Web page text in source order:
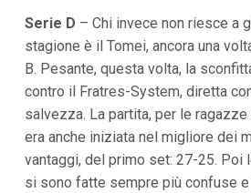
Serie D – Chi invece non riesce a
stagione è il Tomei, ancora una
B. Pesante, questa volta, la
contro il Fratres-System, diretta
salvezza. La partita, per le
era anche iniziata nel migliore dei
vantaggi, del primo set: 27-25. Poi
si sono fatte sempre più confuse